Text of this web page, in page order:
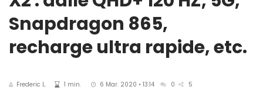
Snapdragon 865,
recharge ultra rapide, etc.
Frederic L. 1 min. 6 Mar. 2020 • 13:14 0 5